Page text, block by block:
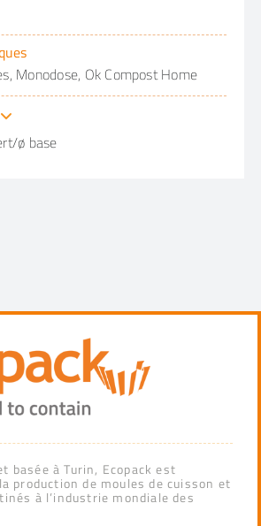
Monodose, Ok Compost Home
ø base
basée à Turin, Ecopack est
production de moules de cuisson et
à l’industrie mondiale des